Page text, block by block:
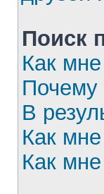
Поиск
Как
Почему
В
Как
Как